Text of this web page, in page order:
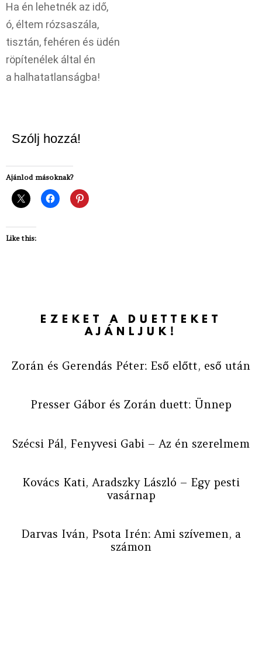
Ha én lehetnék az idő,
ó, éltem rózsaszála,
tisztán, fehéren és üdén
röpítenélek által én
a halhatatlanságba!
Szólj hozzá!
Ajánlod másoknak?
Like this:
EZEKET A DUETTEKET
AJÁNLJUK!
Zorán és Gerendás Péter: Eső előtt, eső után
Presser Gábor és Zorán duett: Ünnep
Szécsi Pál, Fenyvesi Gabi – Az én szerelmem
Kovács Kati, Aradszky László – Egy pesti
vasárnap
Darvas Iván, Psota Irén: Ami szívemen, a
számon